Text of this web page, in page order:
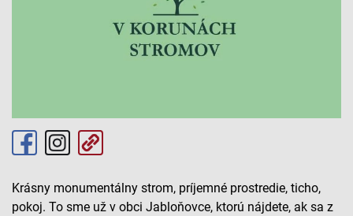
Krásny monumentálny strom, príjemné prostredie, ticho,
pokoj. To sme už v obci Jabloňovce, ktorú nájdete, ak sa z